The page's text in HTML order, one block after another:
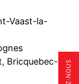
Vaast-la-
Bricquebec-en-